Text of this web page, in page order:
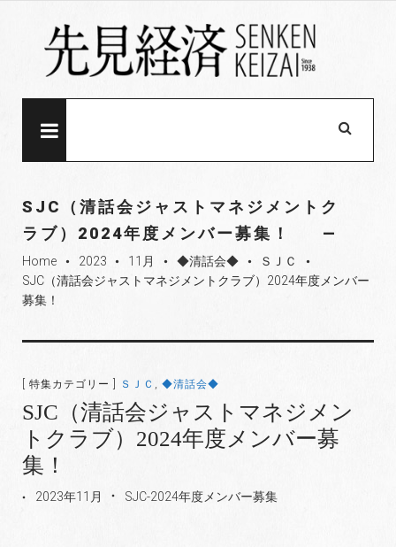
SJC（清話会ジャストマネジメントク
ラブ）2024年度メンバー募集！
Home fiber_manual_record 2023 fiber_manual_record 11月 fiber_manual_record ◆清話会◆ fiber_manual_record ＳＪＣ fiber_manual_record
SJC（清話会ジャストマネジメントクラブ）2024年度メンバー
募集！
[ 特集カテゴリー ] ＳＪＣ ◆清話会◆
SJC（清話会ジャストマネジメン
トクラブ）2024年度メンバー募
集！
2023年11月 SJC-2024年度メンバー募集